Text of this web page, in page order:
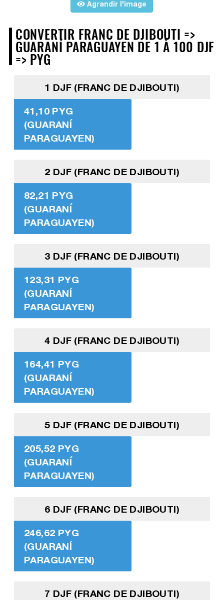
Agrandir l'image
CONVERTIR FRANC DE DJIBOUTI =>
GUARANÍ PARAGUAYEN DE 1 À 100 DJF
=> PYG
1 DJF (FRANC DE DJIBOUTI)
41,10 PYG
(GUARANÍ
PARAGUAYEN)
2 DJF (FRANC DE DJIBOUTI)
82,21 PYG
(GUARANÍ
PARAGUAYEN)
3 DJF (FRANC DE DJIBOUTI)
123,31 PYG
(GUARANÍ
PARAGUAYEN)
4 DJF (FRANC DE DJIBOUTI)
164,41 PYG
(GUARANÍ
PARAGUAYEN)
5 DJF (FRANC DE DJIBOUTI)
205,52 PYG
(GUARANÍ
PARAGUAYEN)
6 DJF (FRANC DE DJIBOUTI)
246,62 PYG
(GUARANÍ
PARAGUAYEN)
7 DJF (FRANC DE DJIBOUTI)